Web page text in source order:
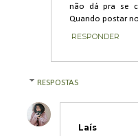
não dá pra se
Quando postar
RESPONDER
RESPOSTAS
Laís